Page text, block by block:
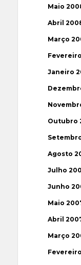
Maio
Abril
Março
Janeiro
Outubro
Agosto
Julho
Junho
Maio
Abril
Março